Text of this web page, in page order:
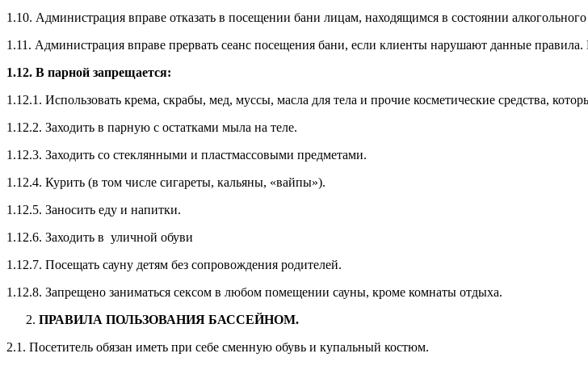
1.10. Администрация вправе отказать в посещении бани лицам, находящимся в состоянии
1.11. Администрация вправе прервать сеанс посещения бани, если клиенты нарушают данные
1.12. В парной запрещается:
1.12.1. Использовать крема, скрабы, мед, муссы, масла для тела и прочие косметические средства,
1.12.2. Заходить в парную с остатками мыла на теле.
1.12.3. Заходить со стеклянными и пластмассовыми предметами.
1.12.4. Курить (в том числе сигареты, кальяны, «вайпы»).
1.12.5. Заносить еду и напитки.
1.12.6. Заходить в уличной обуви
1.12.7. Посещать сауну детям без сопровождения родителей.
1.12.8. Запрещено заниматься сексом в любом помещении сауны, кроме комнаты отдыха.
ПРАВИЛА ПОЛЬЗОВАНИЯ БАССЕЙНОМ.
2.1. Посетитель обязан иметь при себе сменную обувь и купальный костюм.